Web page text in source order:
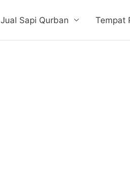
Jual Sapi Qurban Tempat